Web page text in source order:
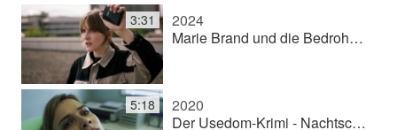
e
o
3:31
2024
Marie Brand und die Bedrohung von einem anderen Stern
5:18
2020
Der Usedom-Krimi - Nachtschatten (TV movie (series))